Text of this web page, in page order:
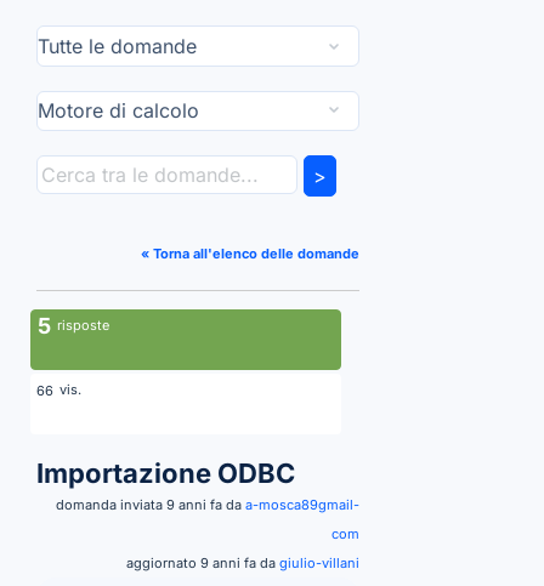
>
« Torna all'elenco delle domande
5 risposte
66 vis.
Importazione ODBC
domanda inviata 9 anni fa da a-mosca89gmail-
com
aggiornato 9 anni fa da giulio-villani